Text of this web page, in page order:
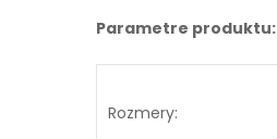
Parametre produktu:
Rozmery: